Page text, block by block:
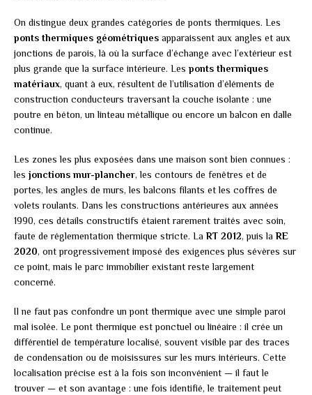
On distingue deux grandes catégories de ponts thermiques. Les
ponts thermiques géométriques apparaissent aux angles et aux
jonctions de parois, là où la surface d’échange avec l’extérieur est
plus grande que la surface intérieure. Les ponts thermiques
matériaux, quant à eux, résultent de l’utilisation d’éléments de
construction conducteurs traversant la couche isolante : une
poutre en béton, un linteau métallique ou encore un balcon en dalle
continue.
Les zones les plus exposées dans une maison sont bien connues :
les jonctions mur-plancher, les contours de fenêtres et de
portes, les angles de murs, les balcons filants et les coffres de
volets roulants. Dans les constructions antérieures aux années
1990, ces détails constructifs étaient rarement traités avec soin,
faute de réglementation thermique stricte. LaRT 2012, puis laRE
2020, ont progressivement imposé des exigences plus sévères sur
ce point, mais le parc immobilier existant reste largement
concerné.
Il ne faut pas confondre un pont thermique avec une simple paroi
mal isolée. Le pont thermique est ponctuel ou linéaire : il crée un
différentiel de température localisé, souvent visible par des traces
de condensation ou de moisissures sur les murs intérieurs. Cette
localisation précise est à la fois son inconvénient — il faut le
trouver — et son avantage : une fois identifié, le traitement peut